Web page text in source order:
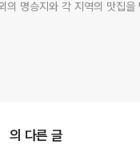
의 명승지와 각 지역의 맛집을
의 다른 글